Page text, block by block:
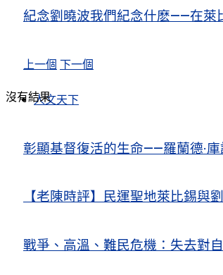
紀念劉曉波我們紀念什麽——在萊
上一個 下一個
人文天下
彰顯基督復活的生命——羅蘭德·
【老陳時評】民運聖地萊比錫與
戰爭、高溫、難民危機：失去對
沒有結果